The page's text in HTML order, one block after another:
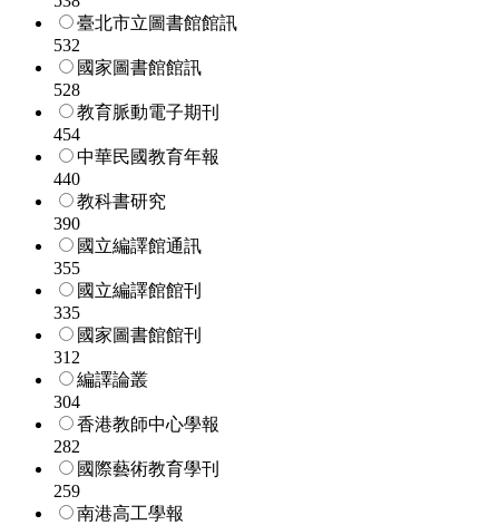
臺北市立圖書館館訊
532
國家圖書館館訊
528
教育脈動電子期刊
454
中華民國教育年報
440
教科書研究
390
國立編譯館通訊
355
國立編譯館館刊
335
國家圖書館館刊
312
編譯論叢
304
香港教師中心學報
282
國際藝術教育學刊
259
南港高工學報